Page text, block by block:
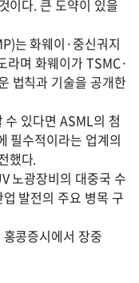
이다. 큰 도약이 있을
는 화웨이·중신궈지
라며 화웨이가 TSMC·
법칙과 기술을 공개한
있다면 ASML의 첨
필수적이라는 업계의
했다.
노광장비의 대중국 수
발전의 주요 병목 구
콩증시에서 장중